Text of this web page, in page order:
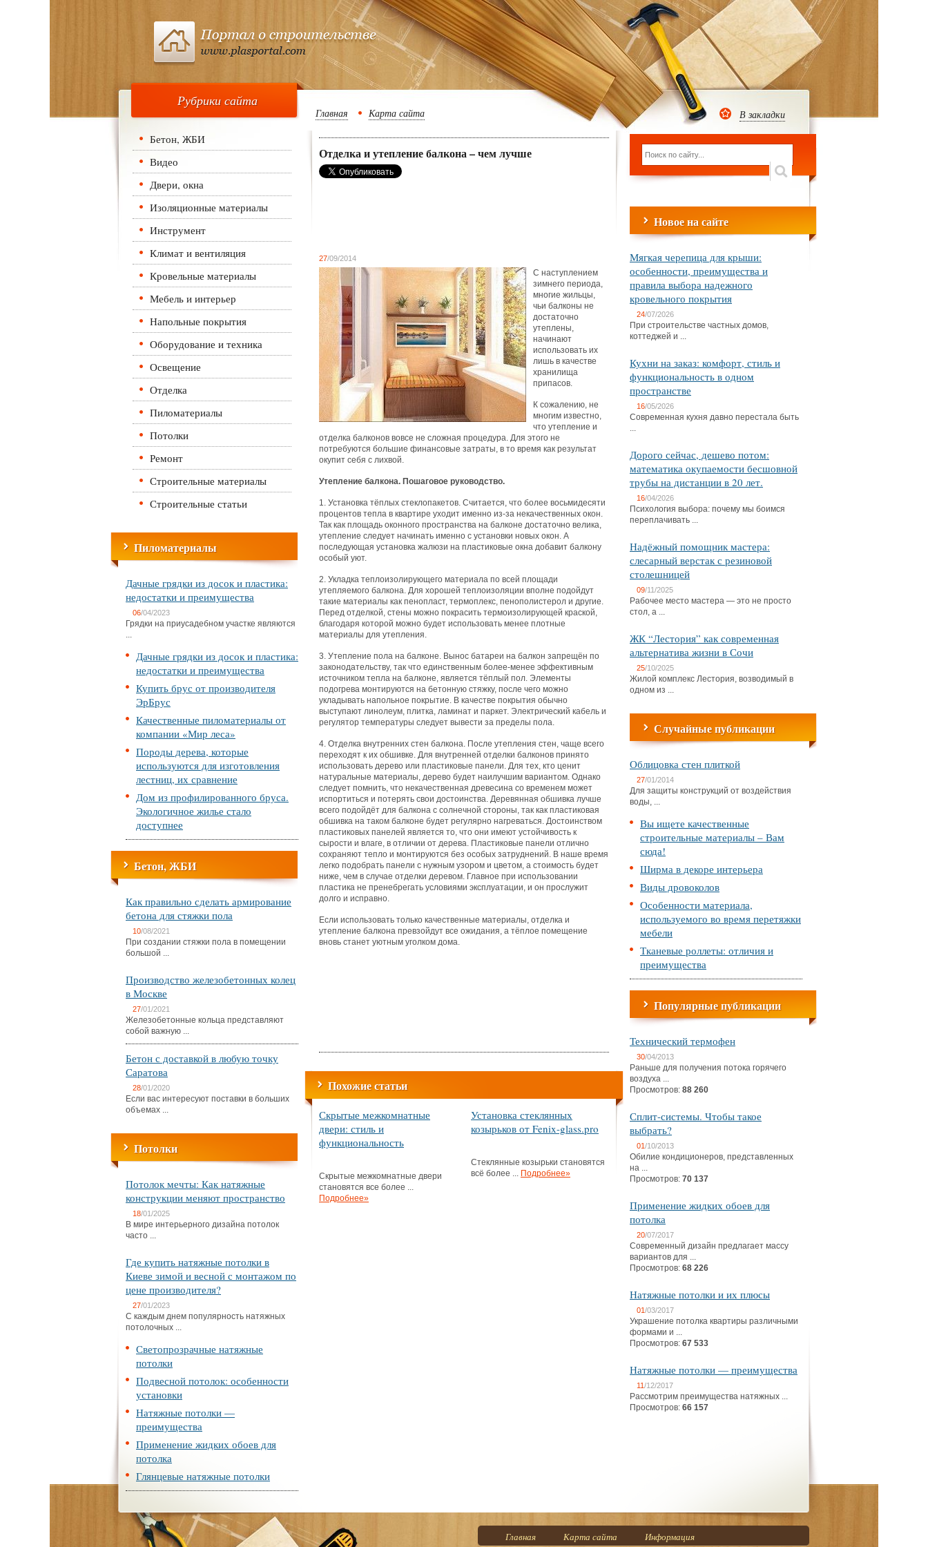
Рубрики сайта
Бетон, ЖБИ
Видео
Двери, окна
Изоляционные материалы
Инструмент
Климат и вентиляция
Кровельные материалы
Мебель и интерьер
Напольные покрытия
Оборудование и техника
Освещение
Отделка
Пиломатериалы
Потолки
Ремонт
Строительные материалы
Строительные статьи
Пиломатериалы
Дачные грядки из досок и пластика:
недостатки и преимущества
06/04/2023
Грядки на приусадебном участке являются
...
Дачные грядки из досок и пластика:
недостатки и преимущества
Купить брус от производителя
ЭрБрус
Качественные пиломатериалы от
компании «Мир леса»
Породы дерева, которые
используются для изготовления
лестниц, их сравнение
Дом из профилированного бруса.
Экологичное жилье стало
доступнее
Бетон, ЖБИ
Как правильно сделать армирование
бетона для стяжки пола
10/08/2021
При создании стяжки пола в помещении
большой ...
Производство железобетонных колец
в Москве
27/01/2021
Железобетонные кольца представляют
собой важную ...
Бетон с доставкой в любую точку
Саратова
28/01/2020
Если вас интересуют поставки в больших
объемах ...
Потолки
Потолок мечты: Как натяжные
конструкции меняют пространство
18/01/2025
В мире интерьерного дизайна потолок
часто ...
Где купить натяжные потолки в
Киеве зимой и весной с монтажом по
цене производителя?
27/01/2023
С каждым днем популярность натяжных
потолочных ...
Светопрозрачные натяжные
потолки
Подвесной потолок: особенности
установки
Натяжные потолки —
преимущества
Применение жидких обоев для
потолка
Глянцевые натяжные потолки
Главная Карта сайта
Отделка и утепление балкона – чем лучше
27/09/2014
С наступлением
зимнего периода,
многие жильцы,
чьи балконы не
достаточно
утеплены,
начинают
использовать их
лишь в качестве
хранилища
припасов.
К сожалению, не
многим известно,
что утепление и
отделка балконов вовсе не сложная процедура. Для этого не
потребуются большие финансовые затраты, в то время как результат
окупит себя с лихвой.
Утепление балкона. Пошаговое руководство.
1. Установка тёплых стеклопакетов. Считается, что более восьмидесяти
процентов тепла в квартире уходит именно из-за некачественных окон.
Так как площадь оконного пространства на балконе достаточно велика,
утепление следует начинать именно с установки новых окон. А
последующая установка жалюзи на пластиковые окна добавит балкону
особый уют.
2. Укладка теплоизолирующего материала по всей площади
утепляемого балкона. Для хорошей теплоизоляции вполне подойдут
такие материалы как пенопласт, термоплекс, пенополистерол и другие.
Перед отделкой, стены можно покрасить термоизолирующей краской,
благодаря которой можно будет использовать менее плотные
материалы для утепления.
3. Утепление пола на балконе. Вынос батареи на балкон запрещён по
законодательству, так что единственным более-менее эффективным
источником тепла на балконе, является тёплый пол. Элементы
подогрева монтируются на бетонную стяжку, после чего можно
укладывать напольное покрытие. В качестве покрытия обычно
выступают линолеум, плитка, ламинат и паркет. Электрический кабель и
регулятор температуры следует вывести за пределы пола.
4. Отделка внутренних стен балкона. После утепления стен, чаще всего
переходят к их обшивке. Для внутренней отделки балконов принято
использовать дерево или пластиковые панели. Для тех, кто ценит
натуральные материалы, дерево будет наилучшим вариантом. Однако
следует помнить, что некачественная древесина со временем может
испортиться и потерять свои достоинства. Деревянная обшивка лучше
всего подойдёт для балкона с солнечной стороны, так как пластиковая
обшивка на таком балконе будет регулярно нагреваться. Достоинством
пластиковых панелей является то, что они имеют устойчивость к
сырости и влаге, в отличии от дерева. Пластиковые панели отлично
сохраняют тепло и монтируются без особых затруднений. В наше время
легко подобрать панели с нужным узором и цветом, а стоимость будет
ниже, чем в случае отделки деревом. Главное при использовании
пластика не пренебрегать условиями эксплуатации, и он прослужит
долго и исправно.
Если использовать только качественные материалы, отделка и
утепление балкона превзойдут все ожидания, а тёплое помещение
вновь станет уютным уголком дома.
Похожие статьи
Скрытые межкомнатные
двери: стиль и
функциональность
Скрытые межкомнатные двери
становятся все более ...
Подробнее»
Установка стеклянных
козырьков от Fenix-glass.pro
Стеклянные козырьки становятся
всё более ... Подробнее»
В закладки
Новое на сайте
Мягкая черепица для крыши:
особенности, преимущества и
правила выбора надежного
кровельного покрытия
24/07/2026
При строительстве частных домов,
коттеджей и ...
Кухни на заказ: комфорт, стиль и
функциональность в одном
пространстве
16/05/2026
Современная кухня давно перестала быть
...
Дорого сейчас, дешево потом:
математика окупаемости бесшовной
трубы на дистанции в 20 лет.
16/04/2026
Психология выбора: почему мы боимся
переплачивать ...
Надёжный помощник мастера:
слесарный верстак с резиновой
столешницей
09/11/2025
Рабочее место мастера — это не просто
стол, а ...
ЖК “Лестория” как современная
альтернатива жизни в Сочи
25/10/2025
Жилой комплекс Лестория, возводимый в
одном из ...
Случайные публикации
Облицовка стен плиткой
27/01/2014
Для защиты конструкций от воздействия
воды, ...
Вы ищете качественные
строительные материалы – Вам
сюда!
Ширма в декоре интерьера
Виды дровоколов
Особенности материала,
используемого во время перетяжки
мебели
Тканевые роллеты: отличия и
преимущества
Популярные публикации
Технический термофен
30/04/2013
Раньше для получения потока горячего
воздуха ...
Просмотров: 88 260
Сплит-системы. Чтобы такое
выбрать?
01/10/2013
Обилие кондиционеров, представленных
на ...
Просмотров: 70 137
Применение жидких обоев для
потолка
20/07/2017
Современный дизайн предлагает массу
вариантов для ...
Просмотров: 68 226
Натяжные потолки и их плюсы
01/03/2017
Украшение потолка квартиры различными
формами и ...
Просмотров: 67 533
Натяжные потолки — преимущества
11/12/2017
Рассмотрим преимущества натяжных ...
Просмотров: 66 157
Главная Карта сайта Информация